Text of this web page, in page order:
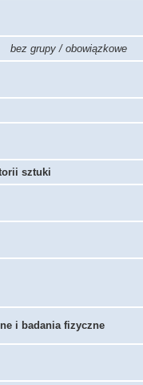
bez grupy / obowiązkowe
sztuki
i badania fizyczne